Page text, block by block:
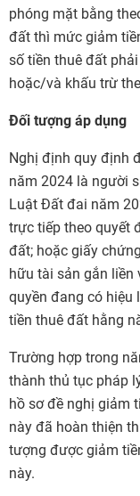
phóng mặt bằng
đất thì mức giảm
số tiền thuê đất
hoặc/và khấu trừ
Đối tượng áp dụng
Nghị định quy định
năm 2024 là người
Luật Đất đai năm
trực tiếp theo quyết
đất; hoặc giấy
hữu tài sản gắn liền
quyền đang có hiệu
tiền thuê đất hằng
Trường hợp trong
thành thủ tục pháp
hồ sơ đề nghị giảm
này đã hoàn thiện
tượng được giảm
này.